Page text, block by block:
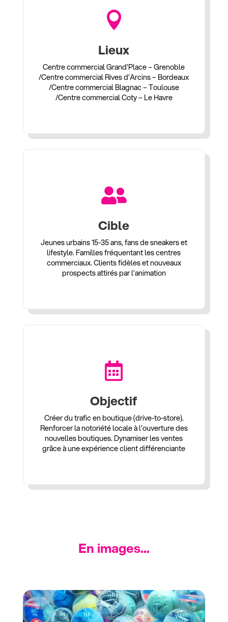

Lieux
Centre commercial Grand’Place – Grenoble
/Centre commercial Rives d’Arcins – Bordeaux
/Centre commercial Blagnac – Toulouse
/Centre commercial Coty – Le Havre

Cible
Jeunes urbains 15-35 ans, fans de sneakers et
lifestyle. Familles fréquentant les centres
commerciaux. Clients fidèles et nouveaux
prospects attirés par l’animation

Objectif
Créer du trafic en boutique (drive-to-store).
Renforcer la notoriété locale à l’ouverture des
nouvelles boutiques. Dynamiser les ventes
grâce à une expérience client différenciante
En images...